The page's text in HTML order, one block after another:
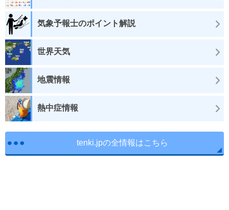
気象予報士のポイント解説
世界天気
地震情報
熱中症情報
tenki.jpの全情報はこちら